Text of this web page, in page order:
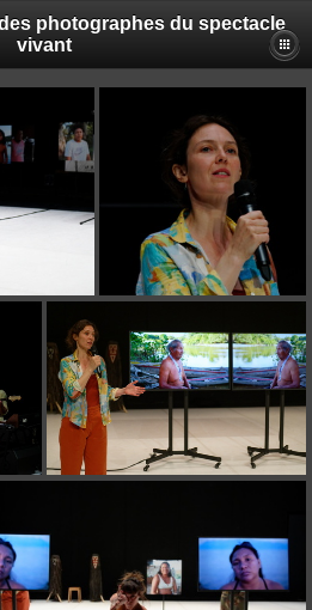
photographes du spectacle
vivant